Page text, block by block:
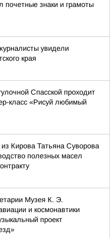
почетные знаки и грамоты
увидели
края
Спасской проходит
класс «Рисуй любимый
Кирова Татьяна Суворова
полезных масел
Музея К. Э.
и космонавтики
проект